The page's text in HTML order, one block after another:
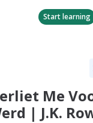
Start learning
Me
| J.K.